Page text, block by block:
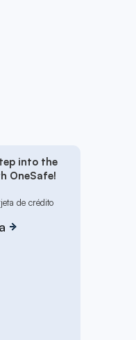
into the
OneSafe!
de crédito